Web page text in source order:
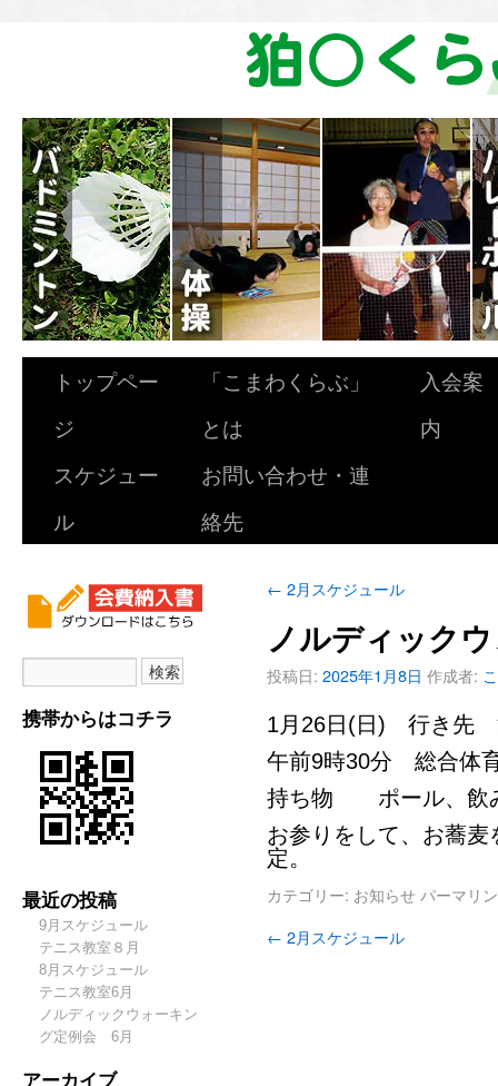
トップペー
ジ
「こまわくらぶ」
とは
入会案
内
スケジュー
ル
お問い合わせ・連
絡先
携帯からはコチラ
最近の投稿
9月スケジュール
テニス教室８月
8月スケジュール
テニス教室6月
ノルディックウォーキン
グ定例会 6月
アーカイブ
← 2月スケジュール
ノルディック
投稿日: 2025年1月8日 作成者:
1月26日(日) 行き先
午前9時30分 総合体
持ち物 ポール、飲
お参りをして、お蕎
定。
カテゴリー: お知らせ パーマリ
← 2月スケジュール